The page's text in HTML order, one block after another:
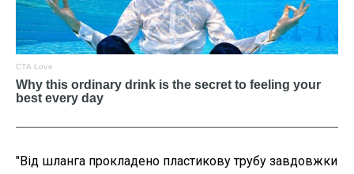
"Від шланга прокладено пластикову трубу завдовжки